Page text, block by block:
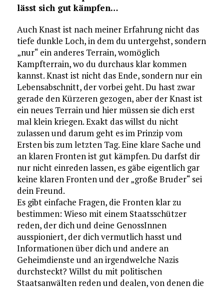
lässt sich gut kämpfen…
Auch Knast ist nach meiner Erfahrung nicht das
tiefe dunkle Loch, in dem du untergehst, sondern
„nur“ ein anderes Terrain, womöglich
Kampfterrain, wo du durchaus klar kommen
kannst. Knast ist nicht das Ende, sondern nur ein
Lebensabschnitt, der vorbei geht. Du hast zwar
gerade den Kürzeren gezogen, aber der Knast ist
ein neues Terrain und hier müssen sie dich erst
mal klein kriegen. Exakt das willst du nicht
zulassen und darum geht es im Prinzip vom
Ersten bis zum letzten Tag. Eine klare Sache und
an klaren Fronten ist gut kämpfen. Du darfst dir
nur nicht einreden lassen, es gäbe eigentlich gar
keine klaren Fronten und der „große Bruder“ sei
dein Freund.
Es gibt einfache Fragen, die Fronten klar zu
bestimmen: Wieso mit einem Staatsschützer
reden, der dich und deine GenossInnen
ausspioniert, der dich vermutlich hasst und
Informationen über dich und andere an
Geheimdienste und an irgendwelche Nazis
durchsteckt? Willst du mit politischen
Staatsanwälten reden und dealen, von denen die